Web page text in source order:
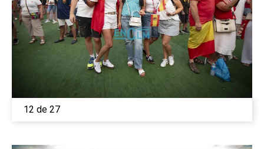
12 de 27